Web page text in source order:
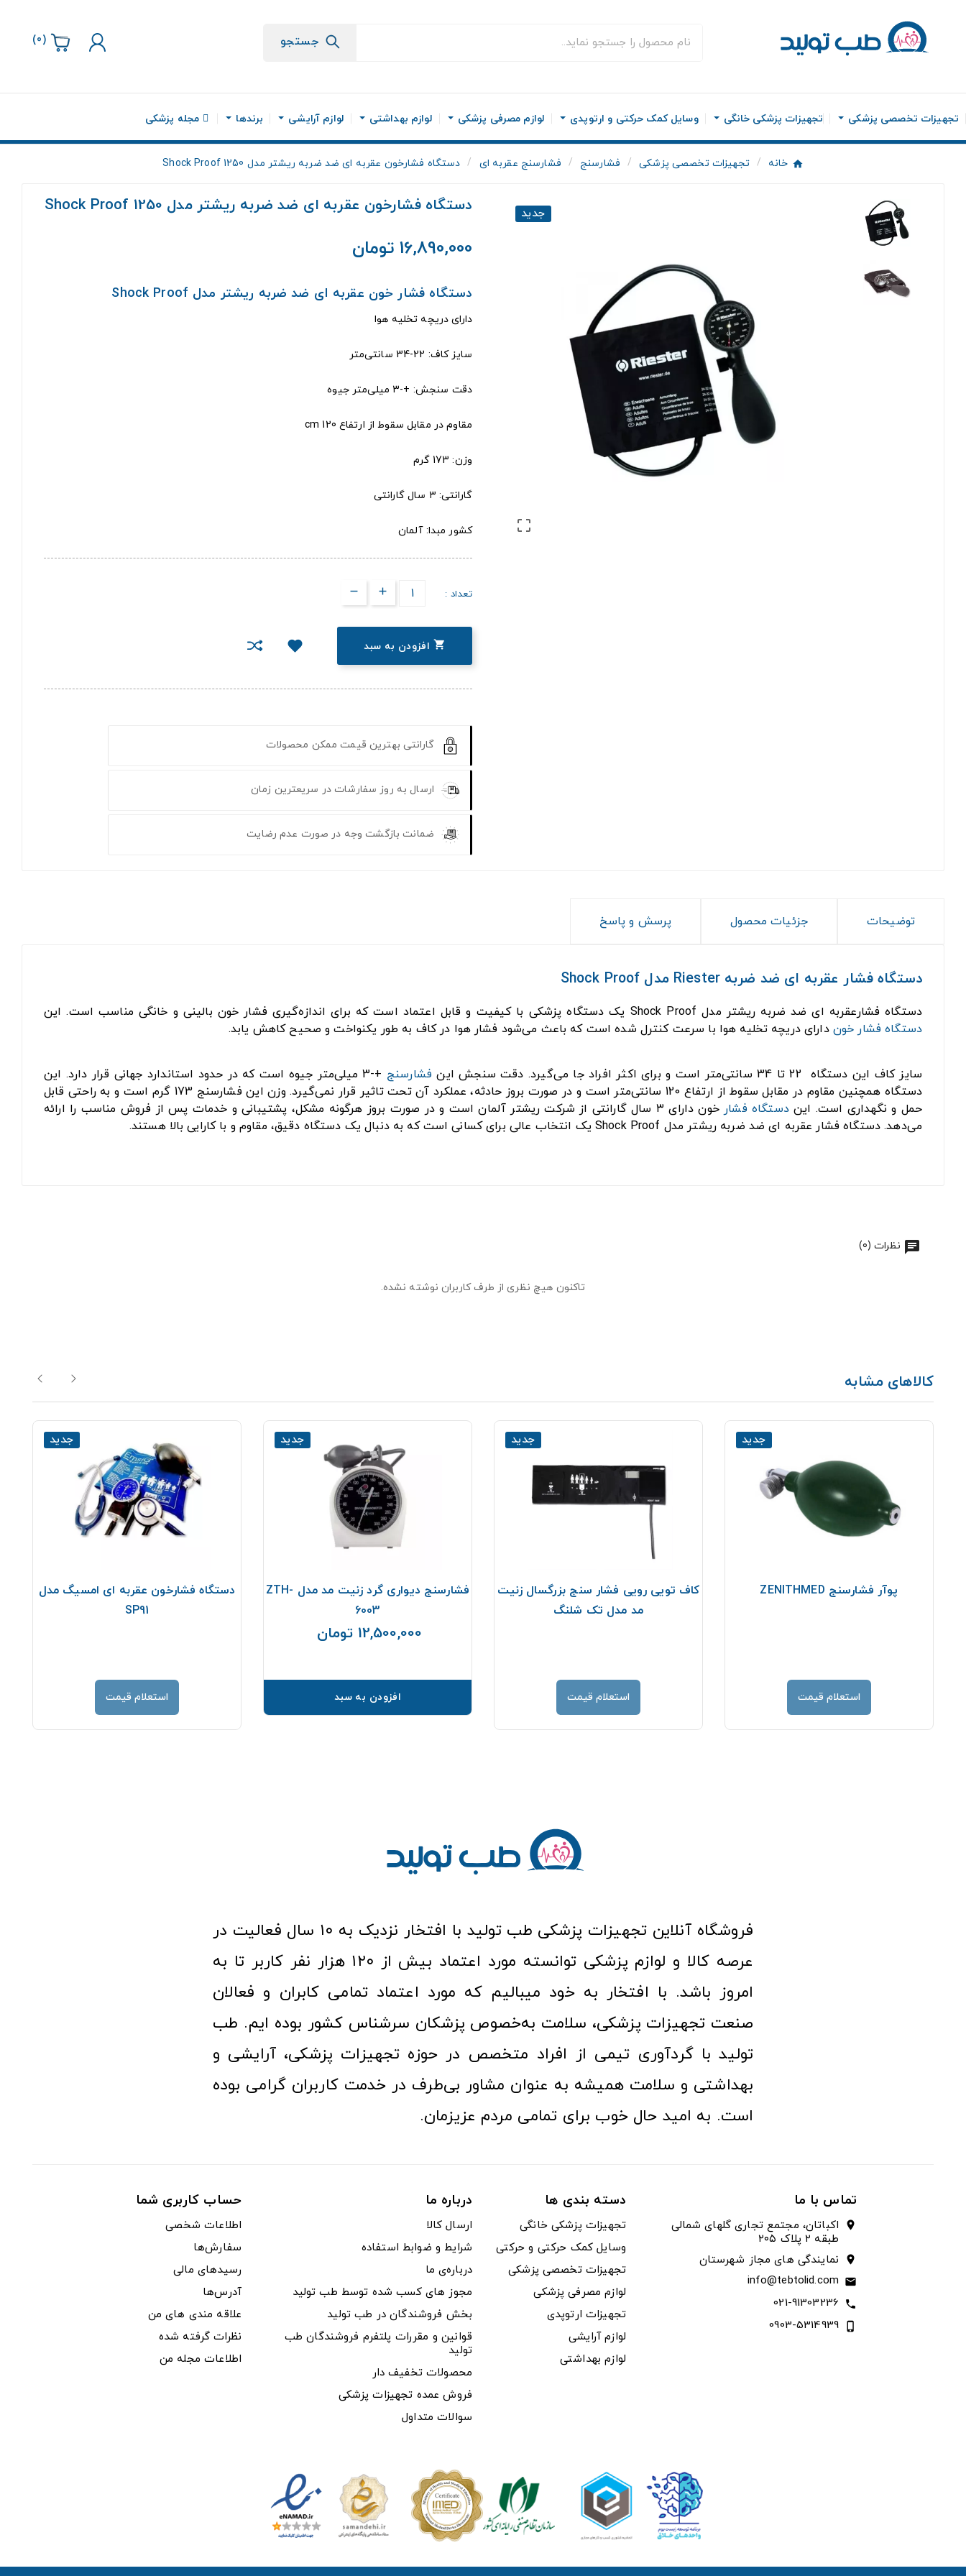
جستجو (
0
)
تجهیزات تخصصی پزشکی تجهیزات پزشکی خانگی وسایل کمک حرکتی و ارتوپدی لوازم مصرفی پزشکی لوازم بهداشتی لوازم آرایشی برندها مجله پزشکی
خانه تجهیزات تخصصی پزشکی فشارسنج فشارسنج عقربه ای دستگاه فشارخون عقربه ای ضد ضربه ریشتر مدل Shock Proof 1250
جدید

دستگاه فشارخون عقربه ای ضد ضربه ریشتر مدل Shock Proof 1250
16,890,000 تومان
دستگاه فشار خون عقربه ای ضد ضربه ریشتر مدل Shock Proof
دارای دریچه تخلیه هوا
سایز کاف: 22-34 سانتی‌متر
دقت سنجش: +-3 میلی‌متر جیوه
مقاوم در مقابل سقوط از ارتفاع 120 cm
وزن: 173 گرم
گارانتی: ۳ سال گارانتی
کشور مبدا: آلمان
تعداد :
 افزودن به سبد
گارانتی بهترین قیمت ممکن محصولات
ارسال به روز سفارشات در سریعترین زمان
ضمانت بازگشت وجه در صورت عدم رضایت
توضیحات جزئیات محصول پرسش و پاسخ
دستگاه فشار عقربه ای ضد ضربه Riester مدل Shock Proof
دستگاه فشارعقربه ای ضد ضربه ریشتر مدل Shock Proof یک دستگاه پزشکی با کیفیت و قابل اعتماد است که برای اندازه‌گیری فشار خون بالینی و خانگی مناسب است. این
دستگاه فشار خون دارای دریچه تخلیه هوا با سرعت کنترل شده است که باعث می‌شود فشار هوا در کاف به طور یکنواخت و صحیح کاهش یابد.
سایز کاف این دستگاه 22 تا 34 سانتی‌متر است و برای اکثر افراد جا می‌گیرد. دقت سنجش این فشارسنج
+-3 میلی‌متر جیوه است که در حدود استاندارد جهانی قرار دارد. این
دستگاه همچنین مقاوم در مقابل سقوط از ارتفاع 120 سانتی‌متر است و در صورت بروز حادثه، عملکرد آن تحت تاثیر قرار نمی‌گیرد. وزن این فشارسنج 173 گرم است و به راحتی قابل
حمل و نگهداری است. ایندستگاه فشار
خون دارای ۳ سال گارانتی از شرکت ریشتر آلمان است و در صورت بروز هرگونه مشکل، پشتیبانی و خدمات پس از فروش مناسب را ارائه
می‌دهد. دستگاه فشار عقربه ای ضد ضربه ریشتر مدل Shock Proof یک انتخاب عالی برای کسانی است که به دنبال یک دستگاه دقیق، مقاوم و با کارایی بالا هستند.
نظرات (0)
تاکنون هیچ نظری از طرف کاربران نوشته نشده.
کالاهای مشابه
جدید
پوآر فشارسنج ZENITHMED
استعلام قیمت
جدید
کاف تویی رویی فشار سنج بزرگسال زنیت
مد مدل تک شلنگ
استعلام قیمت
جدید
فشارسنج دیواری گرد زنیت مد مدل ZTH-
6003
12,500,000 تومان
افزودن به سبد
جدید
دستگاه فشارخون عقربه ای امسیگ مدل
SP91
استعلام قیمت
فروشگاه آنلاین تجهیزات پزشکی طب تولید با افتخار نزدیک به ۱۰ سال فعالیت در
عرصه کالا و لوازم پزشکی توانسته مورد اعتماد بیش از ۱۲۰ هزار نفر کاربر تا به
امروز باشد. با افتخار به خود میبالیم که مورد اعتماد تمامی کابران و فعالان
صنعت تجهیزات پزشکی، سلامت به‌خصوص پزشکان سرشناس کشور بوده ایم. طب
تولید با گردآوری تیمی از افراد متخصص در حوزه تجهیزات پزشکی، آرایشی و
بهداشتی و سلامت همیشه به عنوان مشاور بی‌طرف در خدمت کاربران گرامی بوده
است. به امید حال خوب برای تمامی مردم عزیزمان.
تماس با ما
location_on
اکباتان، مجتمع تجاری گلهای شمالی
طبقه ۲ پلاک ۲۰۵
location_on نمایندگی های مجاز شهرستان
email
info@tebtolid.com
call
021-91303236
phone_iphone
0903-5314939
دسته بندی ها
تجهیزات پزشکی خانگی
وسایل کمک حرکتی و حرکتی
تجهیزات تخصصی پزشکی
لوازم مصرفی پزشکی
تجهیزات ارتوپدی
لوازم آرایشی
لوازم بهداشتی
درباره ما
ارسال کالا
شرایط و ضوابط استفاده
درباره‌ی ما
مجوز های کسب شده توسط طب تولید
بخش فروشندگان در طب تولید
قوانین و مقررات پلتفرم فروشندگان طب
تولید
محصولات تخفیف دار
فروش عمده تجهیزات پزشکی
سوالات متداول
حساب کاربری شما
اطلاعات شخصی
سفارش‌ها
رسیدهای مالی
آدرس‌ها
علاقه مندی های من
نظرات گرفته شده
اطلاعات مجله من